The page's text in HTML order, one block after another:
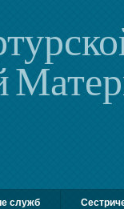
служб